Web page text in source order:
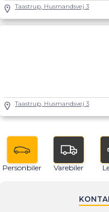
Taastrup, Husmandsvej 3
Taastrup, Husmandsvej 3
Personbiler Varebiler